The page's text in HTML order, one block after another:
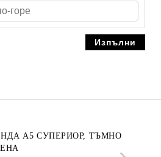
А5 СУПЕРИОР, ТЪМНО